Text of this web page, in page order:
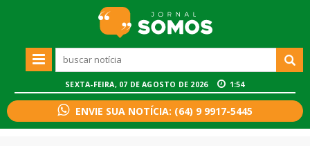
SEXTA-FEIRA, 07 DE AGOSTO DE 2026 1:54
ENVIE SUA NOTÍCIA: (64) 9 9917-5445